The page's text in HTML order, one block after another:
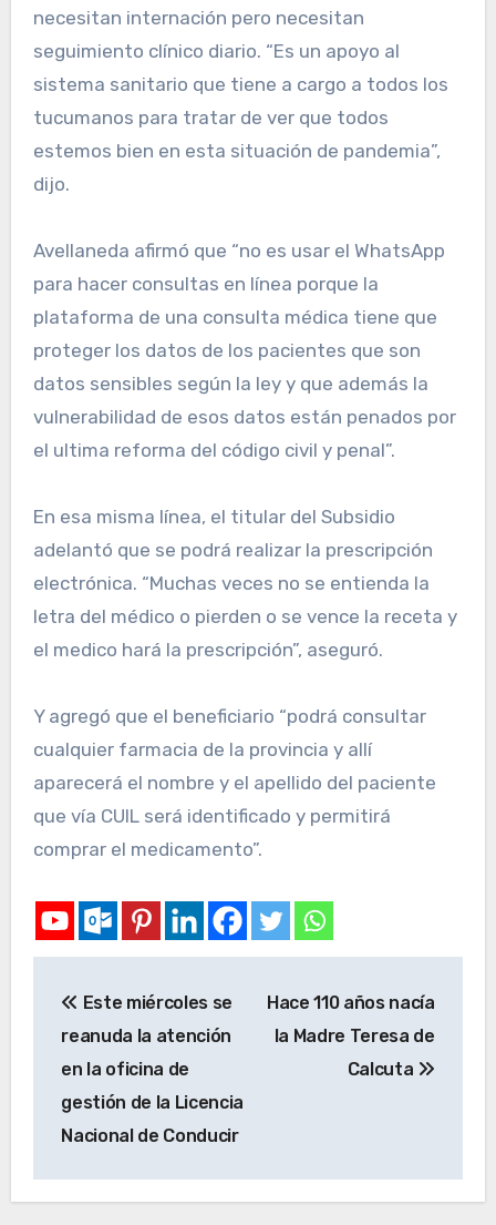
necesitan internación pero necesitan
seguimiento clínico diario. “Es un apoyo al
sistema sanitario que tiene a cargo a todos los
tucumanos para tratar de ver que todos
estemos bien en esta situación de pandemia”,
dijo.
Avellaneda afirmó que “no es usar el WhatsApp
para hacer consultas en línea porque la
plataforma de una consulta médica tiene que
proteger los datos de los pacientes que son
datos sensibles según la ley y que además la
vulnerabilidad de esos datos están penados por
el ultima reforma del código civil y penal”.
En esa misma línea, el titular del Subsidio
adelantó que se podrá realizar la prescripción
electrónica. “Muchas veces no se entienda la
letra del médico o pierden o se vence la receta y
el medico hará la prescripción”, aseguró.
Y agregó que el beneficiario “podrá consultar
cualquier farmacia de la provincia y allí
aparecerá el nombre y el apellido del paciente
que vía CUIL será identificado y permitirá
comprar el medicamento”.
Este miércoles se
reanuda la atención
en la oficina de
gestión de la Licencia
Nacional de Conducir
Hace 110 años nacía
la Madre Teresa de
Calcuta